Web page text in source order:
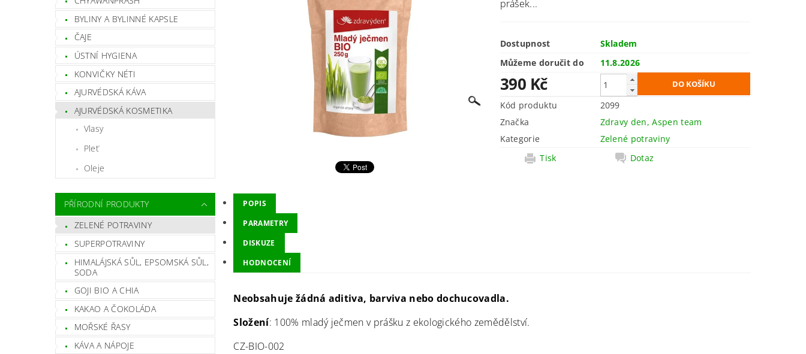
BYLINY A BYLINNÉ KAPSLE
ČAJE
ÚSTNÍ HYGIENA
KONVIČKY NÉTI
AJURVÉDSKÁ KÁVA
AJURVÉDSKÁ KOSMETIKA
Vlasy
Pleť
Oleje
PŘÍRODNÍ PRODUKTY
ZELENÉ POTRAVINY
SUPERPOTRAVINY
HIMALÁJSKÁ SŮL, EPSOMSKÁ SŮL,
SODA
GOJI BIO A CHIA
KAKAO A ČOKOLÁDA
MOŘSKÉ ŘASY
KÁVA A NÁPOJE
prášek...
Dostupnost
Skladem
Můžeme doručit do
11.8.2026
390 Kč
Kód produktu
2099
Značka
Zdravy den, Aspen team
Kategorie
Zelené potraviny
Tisk
Dotaz
POPIS
PARAMETRY
DISKUZE
HODNOCENÍ
Neobsahuje žádná aditiva, barviva nebo dochucovadla.
Složení: 100% mladý ječmen v prášku z ekologického zemědělství.
CZ-BIO-002